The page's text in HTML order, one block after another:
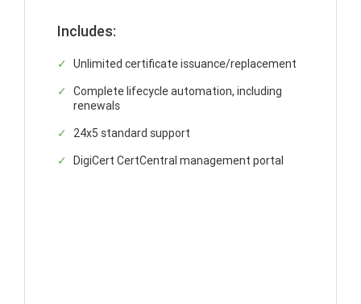
Includes:
Unlimited certificate issuance/replacement
Complete lifecycle automation, including
renewals
24x5 standard support
DigiCert CertCentral management portal